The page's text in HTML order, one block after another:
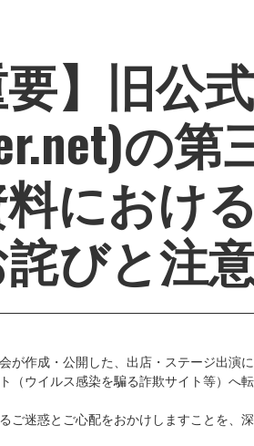
】旧公
の
におけ
びと注
が作成・公開した、出店・ステージ出演
（ウイルス感染を騙る詐欺サイト等）へ
ご迷惑とご心配をおかけしますことを、深